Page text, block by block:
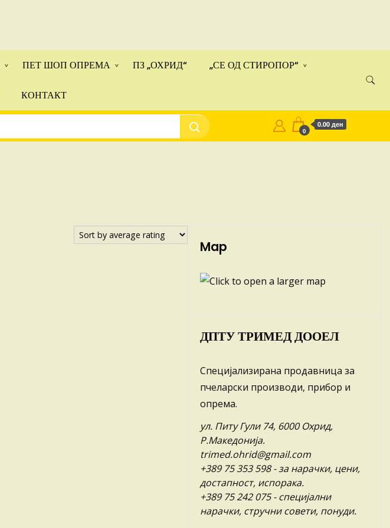
ПЕТ ШОП ОПРЕМА ПЗ „ОХРИД“ „СЕ ОД СТИРОПОР“
КОНТАКТ
0
0.00 ден
Map
ДПТУ ТРИМЕД ДООЕЛ
Специјализирана продавница за
пчеларски производи, прибор и
опрема.
ул. Питу Гули 74, 6000 Охрид,
Р.Македонија.
trimed.ohrid@gmail.com
+389 75 353 598- за нарачки, цени,
достапност, испорака.
+389 75 242 075- специјални
нарачки, стручни совети, понуди.